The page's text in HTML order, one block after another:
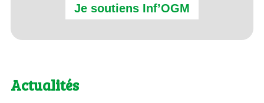
Je soutiens Inf’OGM
Actualités